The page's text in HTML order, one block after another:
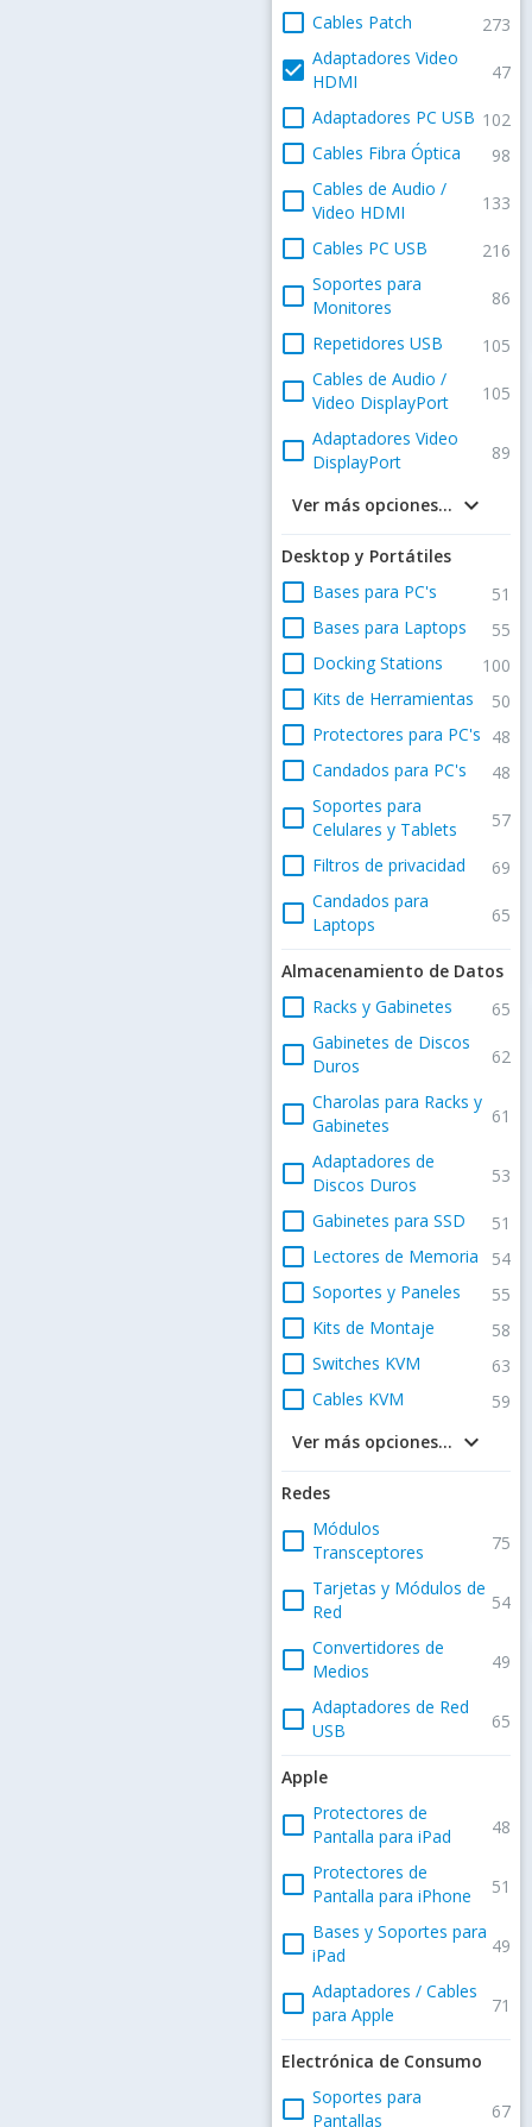
check_box_outline_blank Cables Patch 273
check_box Adaptadores Video
HDMI
47
check_box_outline_blank Adaptadores PC USB 102
check_box_outline_blank Cables Fibra Óptica 98
check_box_outline_blank Cables de Audio /
Video HDMI
133
check_box_outline_blank Cables PC USB 216
check_box_outline_blank Soportes para
Monitores
86
check_box_outline_blank Repetidores USB 105
check_box_outline_blank Cables de Audio /
Video DisplayPort
105
check_box_outline_blank Adaptadores Video
DisplayPort
89
keyboard_arrow_down
Ver más opciones...
Desktop y Portátiles
check_box_outline_blank Bases para PC's 51
check_box_outline_blank Bases para Laptops 55
check_box_outline_blank Docking Stations 100
check_box_outline_blank Kits de Herramientas 50
check_box_outline_blank Protectores para PC's 48
check_box_outline_blank Candados para PC's 48
check_box_outline_blank Soportes para
Celulares y Tablets
57
check_box_outline_blank Filtros de privacidad 69
check_box_outline_blank Candados para
Laptops
65
Almacenamiento de Datos
check_box_outline_blank Racks y Gabinetes 65
check_box_outline_blank Gabinetes de Discos
Duros
62
check_box_outline_blank Charolas para Racks y
Gabinetes
61
check_box_outline_blank Adaptadores de
Discos Duros
53
check_box_outline_blank Gabinetes para SSD 51
check_box_outline_blank Lectores de Memoria 54
check_box_outline_blank Soportes y Paneles 55
check_box_outline_blank Kits de Montaje 58
check_box_outline_blank Switches KVM 63
check_box_outline_blank Cables KVM 59
keyboard_arrow_down
Ver más opciones...
Redes
check_box_outline_blank Módulos
Transceptores
75
check_box_outline_blank Tarjetas y Módulos de
Red
54
check_box_outline_blank Convertidores de
Medios
49
check_box_outline_blank Adaptadores de Red
USB
65
Apple
check_box_outline_blank Protectores de
Pantalla para iPad
48
check_box_outline_blank Protectores de
Pantalla para iPhone
51
check_box_outline_blank Bases y Soportes para
iPad
49
check_box_outline_blank Adaptadores / Cables
para Apple
71
Electrónica de Consumo
check_box_outline_blank Soportes para
Pantallas
67